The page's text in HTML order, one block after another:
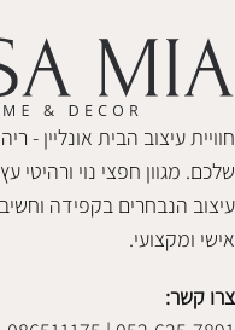
חוויית עיצוב הבית אונליין -
שלכם. מגוון חפצי נוי ורהיטי
עיצוב הנבחרים בקפידה
אישי ומקצועי.
צרו קשר: